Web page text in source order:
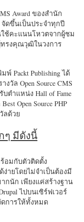
Award ของสำนัก
จัดขึ้นเป็นประจำทุกปี
ใช้คะแนนโหวตจากผู้ชม
รงคุณวุฒิในวงการ
พ์ Packt Publishing ได้
วัล Open Source CMS
ตำแหน่ง Hall of Fame
Open Source PHP
ลด้วย
ๆ มีดังนี้
ร้อมกับตัวติดตั้ง
ง่ายโดยไม่จำเป็นต้องมี
กนัก เพียงแค่สร้างฐาน
ไปบนเซิร์ฟเวอร์
ดการให้ทั้งหมด